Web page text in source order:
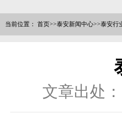
当前位置： 首页>>泰安新闻中心>>泰安行
文章出处：